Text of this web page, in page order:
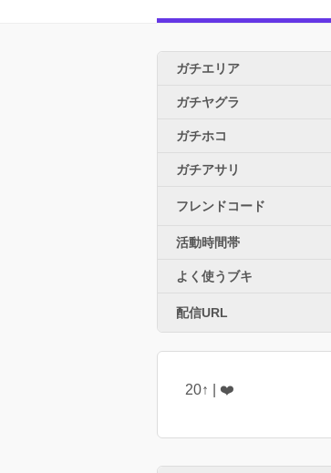
ガチエリア
ガチヤグラ
ガチホコ
ガチアサリ
フレンドコード
活動時間帯
よく使うブキ
配信URL
20↑ | ❤️